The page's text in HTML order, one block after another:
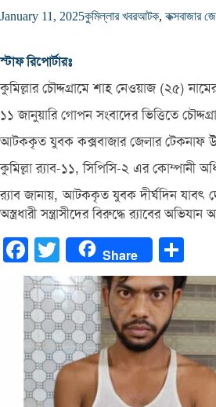
January 11, 2025কুমিল্লার খবরআটক, কক্সবাজার
স্টাফ রিপোর্টারঃ
কুমিল্লার চৌদ্দগ্রামে শাহ নেওয়াজ (২৫)
১১ জানুয়ারি গোপন সংবাদের ভিত্তিতে
আটককৃত যুবক কক্সবাজার জেলার টেকনাফ
কুমিল্লা র‌্যাব-১১, সিপিসি-২ এর কোম্পানী
র‌্যাব জানায়, আটককৃত যুবক দীর্ঘদিন যাবৎ
অস্ত্রধারী সন্ত্রাসীদের বিরুদ্ধে র‌্যাবের
FacebookTwitter Share